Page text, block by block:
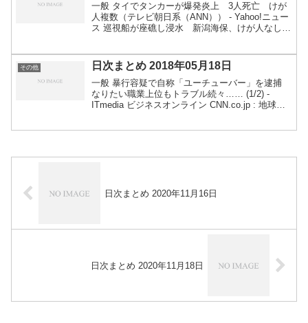
一般 タイでタンカーが爆発炎上 3人死亡 けが
人複数（テレビ朝日系（ANN）） - Yahoo!ニュー
ス 巡視船が座礁し浸水 新潟海保、けが人なし -
その他 日次まとめ 2018年05月18日
一般 暴行容疑で自称「ユーチューバー」を逮捕
なりたい職業上位もトラブル続々…… (1/2) -
ITmedia ビジネスオンライン CNN.co.jp : 地球の
日次まとめ 2020年11月16日
日次まとめ 2020年11月18日